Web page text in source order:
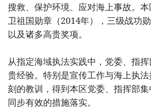
搜救、保护环境、应对海上事故。
卫祖国勋章（2014年），三级战功勋
以及诸多高贵奖项。
从指定海域执法实践中，党委、指
贵经验。特别是宣传工作与海上执
刻的教训，得到本区党委、指挥部
同步有效的措施落实。